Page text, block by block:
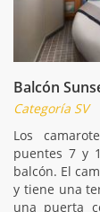
Balcón
Categoría SV
Los
puentes 7 y
balcón. El
y tiene una
una puerta